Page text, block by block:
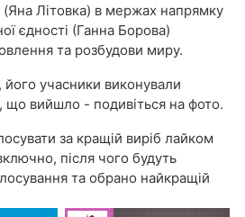
Літовка) в мержах напрямку
єдності (Ганна Борова)
та розбудови миру.
його учасники виконували
що вийшло - подивіться на фото.
за кращій виріб лайком
після чого будуть
та обрано найкращій